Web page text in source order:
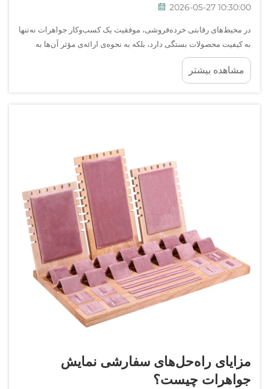
2026-05-27 10:30:00
در محیط‌های رقابتی خرده‌فروشی، موفقیت یک کسب‌وکار جواهرات نه‌تنها
به کیفیت محصولات بستگی دارد، بلکه به نحوه‌ی ارائه‌ی مؤثر آن‌ها به
مشتریان نیز وابسته است. نمایشگاه جواهرات نقش فروشنده‌ی بی‌صدا
را ایفا می‌کند که پیام‌های برند... را منتقل می‌کند.
مشاهده بیشتر
مزایای راه‌حل‌های سفارشی نمایش
جواهرات چیست؟